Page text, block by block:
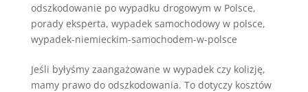
odszkodowanie po wypadku drogowym w Polsce,
porady eksperta, wypadek samochodowy w polsce,
wypadek-niemieckim-samochodem-w-polsce
Jeśli byłyśmy zaangażowane w wypadek czy kolizję,
mamy prawo do odszkodowania. To dotyczy kosztów